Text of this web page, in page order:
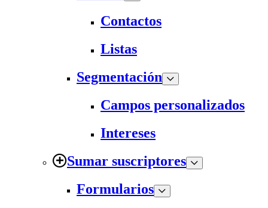
Contactos
Listas
Segmentación
Campos personalizados
Intereses
Sumar suscriptores
Formularios